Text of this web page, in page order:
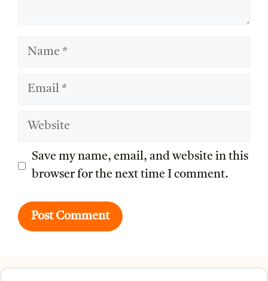
Name
Email
Website
Save my name, email, and website in this
browser for the next time I comment.